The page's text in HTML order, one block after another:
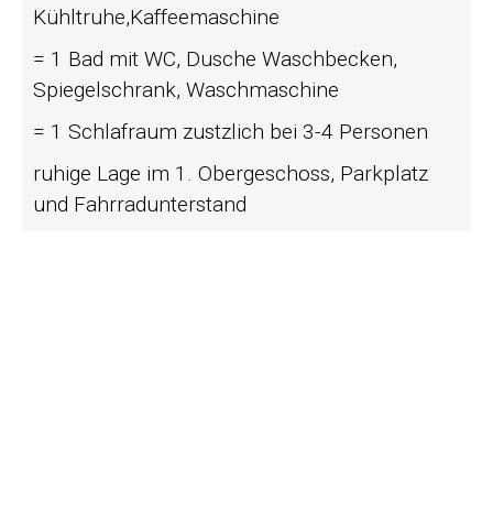
Kühltruhe,Kaffeemaschine
= 1 Bad mit WC, Dusche Waschbecken,
Spiegelschrank, Waschmaschine
= 1 Schlafraum zustzlich bei 3-4 Personen
ruhige Lage im 1. Obergeschoss, Parkplatz
und Fahrradunterstand